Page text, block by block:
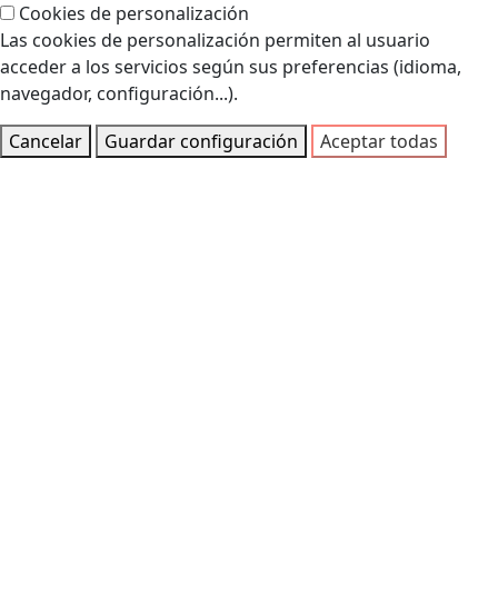
Cookies de personalización
Las cookies de personalización permiten al usuario
acceder a los servicios según sus preferencias (idioma,
navegador, configuración...).
Cancelar
Guardar configuración Aceptar todas